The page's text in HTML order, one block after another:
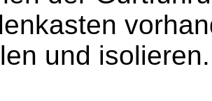
und isolieren.